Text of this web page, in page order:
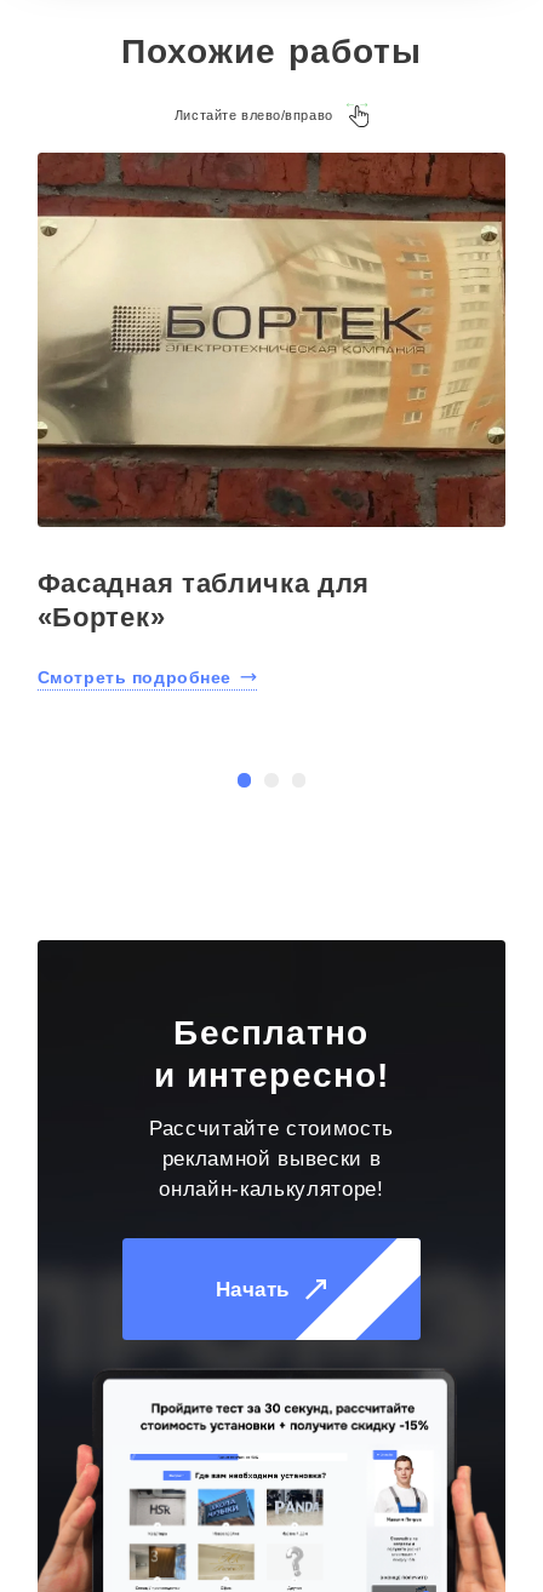
Похожие работы
Листайте влево/вправо
Фасадная табличка для
«Бортек»
Смотреть подробнее
Бесплатно
и интересно!
Рассчитайте стоимость
рекламной вывески в
онлайн-калькуляторе!
Начать